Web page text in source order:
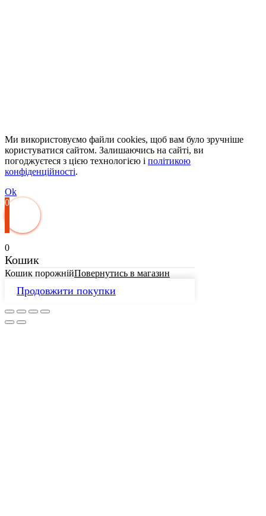
Ми використовуємо файли cookies, щоб вам було зручніше
користуватися сайтом. Залишаючись на сайті, ви
погоджуєтеся з цією технологією і політикою
конфіденційності.
Ok
0
0
Кошик
Кошик порожнійПовернутись в магазин
Продовжити покупки